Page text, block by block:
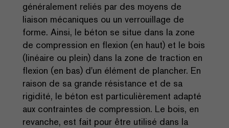
généralement reliés par des moyens de
liaison mécaniques ou un verrouillage de
forme. Ainsi, le béton se situe dans la zone
de compression en flexion (en haut) et le bois
(linéaire ou plein) dans la zone de traction en
flexion (en bas) d'un élément de plancher. En
raison de sa grande résistance et de sa
rigidité, le béton est particulièrement adapté
aux contraintes de compression. Le bois, en
revanche, est fait pour être utilisé dans la